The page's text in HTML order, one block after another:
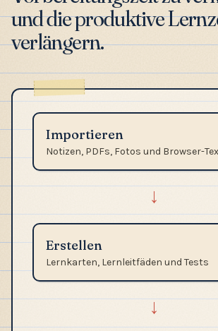
und die produktive
verlängern.
Importieren
Notizen, PDFs, Fotos und Browser-
→
Erstellen
Lernkarten, Lernleitfäden und Tests
→